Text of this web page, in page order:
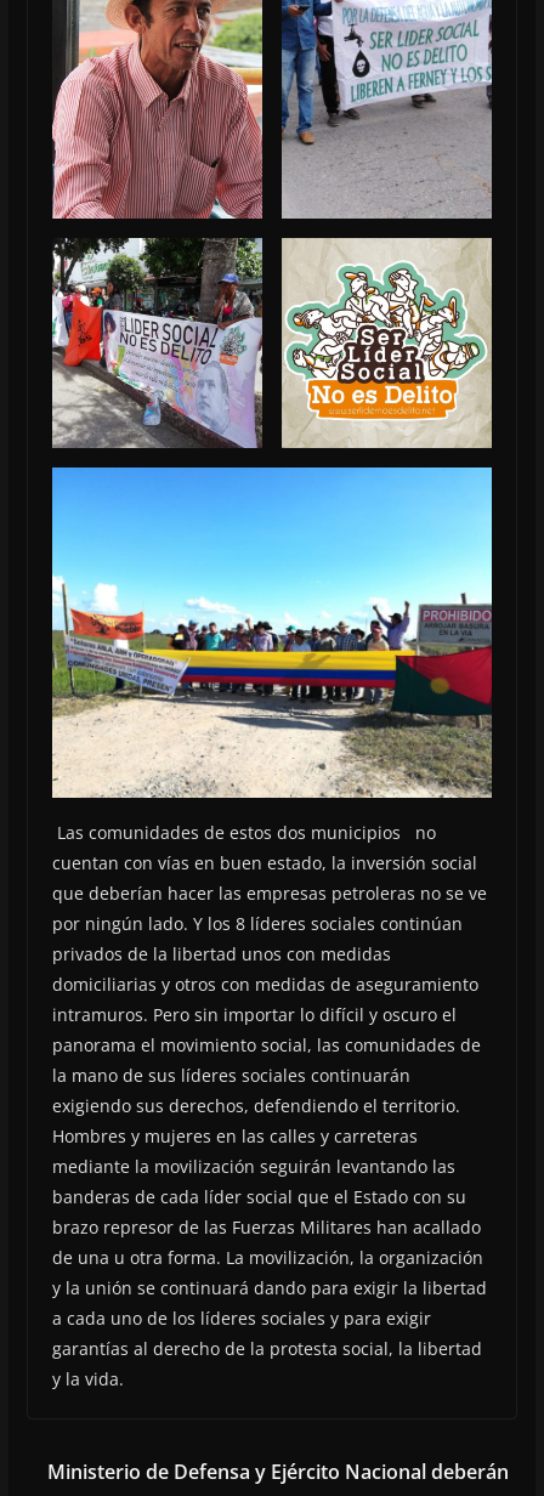
Las comunidades de estos dos municipios no
cuentan con vías en buen estado, la inversión social
que deberían hacer las empresas petroleras no se ve
por ningún lado. Y los 8 líderes sociales continúan
privados de la libertad unos con medidas
domiciliarias y otros con medidas de aseguramiento
intramuros. Pero sin importar lo difícil y oscuro el
panorama el movimiento social, las comunidades de
la mano de sus líderes sociales continuarán
exigiendo sus derechos, defendiendo el territorio.
Hombres y mujeres en las calles y carreteras
mediante la movilización seguirán levantando las
banderas de cada líder social que el Estado con su
brazo represor de las Fuerzas Militares han acallado
de una u otra forma. La movilización, la organización
y la unión se continuará dando para exigir la libertad
a cada uno de los líderes sociales y para exigir
garantías al derecho de la protesta social, la libertad
y la vida.
Ministerio de Defensa y Ejército Nacional deberán